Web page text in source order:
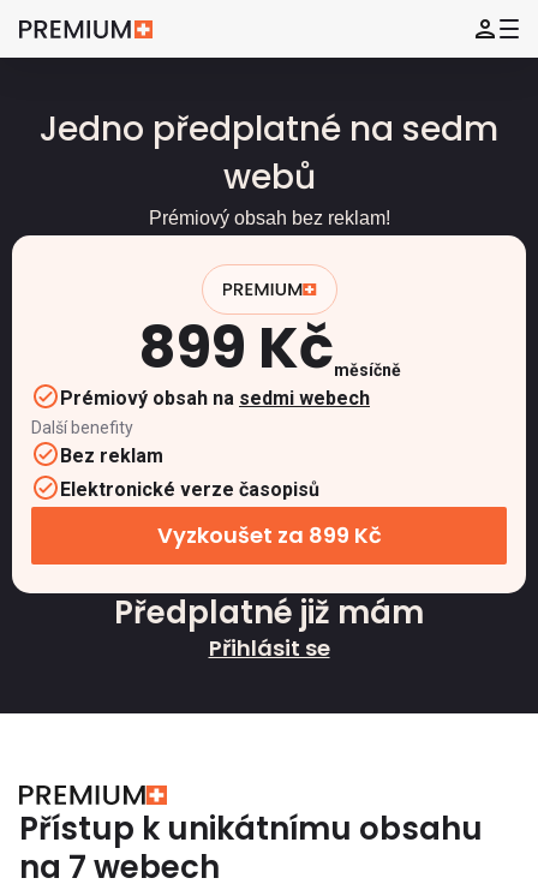
Jedno předplatné na sedm
webů
Prémiový obsah bez reklam!
899 Kčměsíčně
Prémiový obsah na sedmi webech
Další benefity
Bez reklam
Elektronické verze časopisů
Vyzkoušet za 899 Kč
Předplatné již mám
Přihlásit se
Přístup k unikátnímu obsahu
na 7 webech